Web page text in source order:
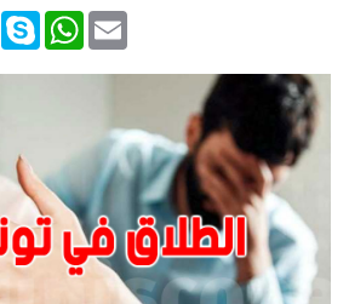
Skype
WhatsAppEmail